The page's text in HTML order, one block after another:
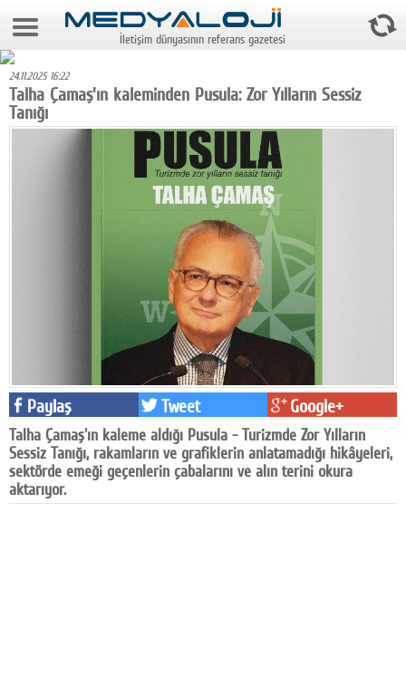
7 Ağustos 2026 11:11:34
Foto Galeri
Video Galeri
Pr
Facebook
Diziler
Karikatür
İletişim dünyasının referans gazetesi
24.11.2025 16:22
Talha Çamaş'ın kaleminden Pusula: Zor Yılların Sessiz
Tanığı
Paylaş Tweet Google+
Talha Çamaş'ın kaleme aldığı Pusula - Turizmde Zor Yılların
Sessiz Tanığı, rakamların ve grafiklerin anlatamadığı hikâyeleri,
sektörde emeği geçenlerin çabalarını ve alın terini okura
aktarıyor.